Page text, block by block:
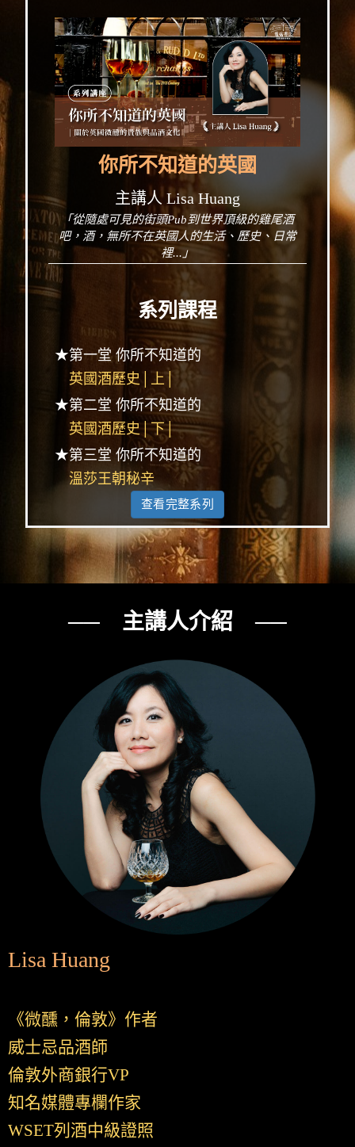
你所不知道的英國
主講人 Lisa Huang
「從隨處可見的街頭Pub到世界頂級的雞尾酒
吧，酒，無所不在英國人的生活、歷史、日常
裡...」
系列課程
★第一堂 你所不知道的
英國酒歷史│上│
★第二堂 你所不知道的
英國酒歷史│下│
★第三堂 你所不知道的
溫莎王朝秘辛
查看完整系列
── 主講人介紹 ──
Lisa Huang
《微醺，倫敦》作者
威士忌品酒師
倫敦外商銀行VP
知名媒體專欄作家
WSET列酒中級證照